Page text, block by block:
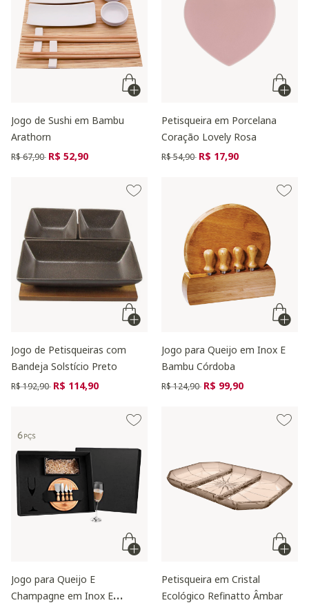
Jogo de Sushi em Bambu
Arathorn
Preço reduzido de
R$ 67,90 para
R$ 52,90
Petisqueira em Porcelana
Coração Lovely Rosa
Preço reduzido de
R$ 54,90 para
R$ 17,90
Jogo de Petisqueiras com
Bandeja Solstício Preto
Preço reduzido de
R$ 192,90 para
R$ 114,90
Jogo para Queijo em Inox E
Bambu Córdoba
Preço reduzido de
R$ 124,90 para
R$ 99,90
Jogo para Queijo E
Champagne em Inox E
Petisqueira em Cristal
Ecológico Refinatto Âmbar